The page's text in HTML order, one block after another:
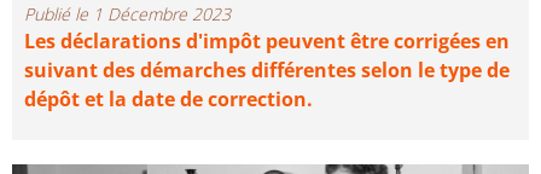
Publié le 1 Décembre 2023
Les déclarations d'impôt peuvent être corrigées en
suivant des démarches différentes selon le type de
dépôt et la date de correction.